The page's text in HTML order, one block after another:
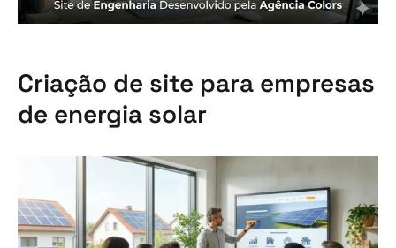
Criação de site para empresas
de energia solar